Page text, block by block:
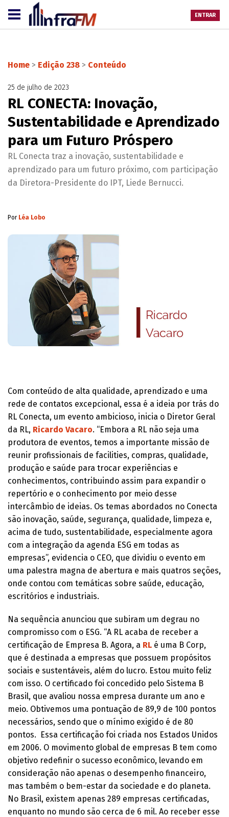
ENTRAR
Home > Edição 238 > Conteúdo
25 de julho de 2023
RL CONECTA: Inovação,
Sustentabilidade e Aprendizado
para um Futuro Próspero
RL Conecta traz a inovação, sustentabilidade e
aprendizado para um futuro próximo, com participação
da Diretora-Presidente do IPT, Liede Bernucci.
Por Léa Lobo
Com conteúdo de alta qualidade, aprendizado e uma
rede de contatos excepcional, essa é a ideia por trás do
RL Conecta, um evento ambicioso, inicia o Diretor Geral
da RL, Ricardo Vacaro. “Embora a RL não seja uma
produtora de eventos, temos a importante missão de
reunir profissionais de facilities, compras, qualidade,
produção e saúde para trocar experiências e
conhecimentos, contribuindo assim para expandir o
repertório e o conhecimento por meio desse
intercâmbio de ideias. Os temas abordados no Conecta
são inovação, saúde, segurança, qualidade, limpeza e,
acima de tudo, sustentabilidade, especialmente agora
com a integração da agenda ESG em todas as
empresas’’, evidencia o CEO, que dividiu o evento em
uma palestra magna de abertura e mais quatros seções,
onde contou com temáticas sobre saúde, educação,
escritórios e industriais.
Na sequência anunciou que subiram um degrau no
compromisso com o ESG. “A RL acaba de receber a
certificação de Empresa B. Agora, a RL é uma B Corp,
que é destinada a empresas que possuem propósitos
sociais e sustentáveis, além do lucro. Estou muito feliz
com isso. O certificado foi concedido pelo Sistema B
Brasil, que avaliou nossa empresa durante um ano e
meio. Obtivemos uma pontuação de 89,9 de 100 pontos
necessários, sendo que o mínimo exigido é de 80
pontos. Essa certificação foi criada nos Estados Unidos
em 2006. O movimento global de empresas B tem como
objetivo redefinir o sucesso econômico, levando em
consideração não apenas o desempenho financeiro,
mas também o bem-estar da sociedade e do planeta.
No Brasil, existem apenas 289 empresas certificadas,
enquanto no mundo são cerca de 6 mil. Ao receber esse